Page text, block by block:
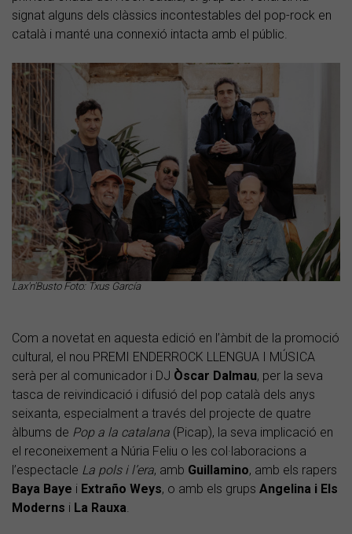
signat alguns dels clàssics incontestables del pop-rock en
català i manté una connexió intacta amb el públic.
Lax'n'Busto Foto: Txus García
Com a novetat en aquesta edició en l’àmbit de la promoció
cultural, el nou PREMI ENDERROCK LLENGUA I MÚSICA
serà per al comunicador i DJ Òscar Dalmau, per la seva
tasca de reivindicació i difusió del pop català dels anys
seixanta, especialment a través del projecte de quatre
àlbums de Pop a la catalana (Picap), la seva implicació en
el reconeixement a Núria Feliu o les col·laboracions a
l’espectacle La pols i l’era, amb Guillamino, amb els rapers
Baya Baye i Extraño Weys, o amb els grups Angelina i Els
Moderns i La Rauxa.